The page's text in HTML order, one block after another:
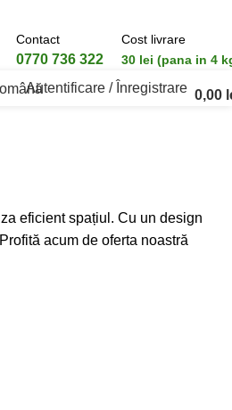
Contact
0770 736 322
Cost livrare
30 lei (pana in 4
Autentificare / Înregistrare 0,00
eficient spațiul. Cu un design
acum de oferta noastră